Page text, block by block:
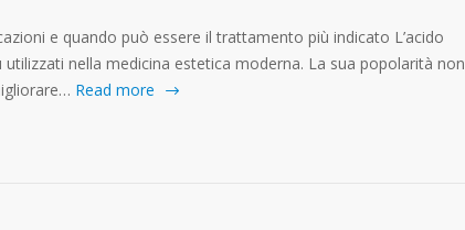
e quando può essere il trattamento più indicato L’acido
nella medicina estetica moderna. La sua popolarità non
Read more